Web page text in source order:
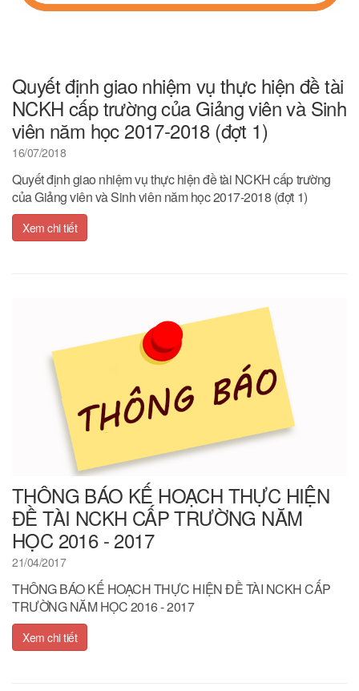
Quyết định giao nhiệm vụ thực hiện đề tài
NCKH cấp trường của Giảng viên và Sinh
viên năm học 2017-2018 (đợt 1)
16/07/2018
Quyết định giao nhiệm vụ thực hiện đề tài NCKH cấp trường
của Giảng viên và Sinh viên năm học 2017-2018 (đợt 1)
Xem chi tiết
THÔNG BÁO KẾ HOẠCH THỰC HIỆN
ĐỀ TÀI NCKH CẤP TRƯỜNG NĂM
HỌC 2016 - 2017
21/04/2017
THÔNG BÁO KẾ HOẠCH THỰC HIỆN ĐỀ TÀI NCKH CẤP
TRƯỜNG NĂM HỌC 2016 - 2017
Xem chi tiết